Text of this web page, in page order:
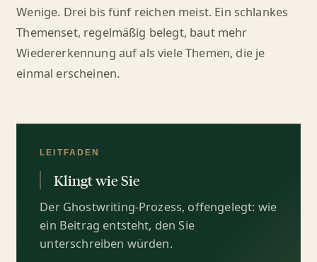
Wenige. Drei bis fünf reichen meist. Ein schlankes
Themenset, regelmäßig belegt, baut mehr
Wiedererkennung auf als viele Themen, die je
einmal erscheinen.
LEITFADEN
Klingt wie Sie
Der Ghostwriting-Prozess, offengelegt: wie
ein Beitrag entsteht, den Sie
unterschreiben würden.